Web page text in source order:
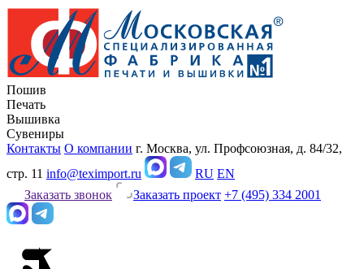
Пошив
Печать
Вышивка
Сувениры
Контакты О компании г. Москва, ул. Профсоюзная, д. 84/32,
стр. 11 info@teximport.ru RU EN
Заказать звонок
Заказать проект +7 (495) 334 2001